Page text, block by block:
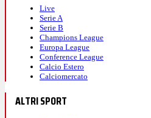
Live
Serie A
Serie B
Champions League
Europa League
Conference League
Calcio Estero
Calciomercato
ALTRI SPORT